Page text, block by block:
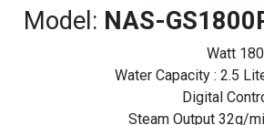
Model: NAS-
1800
Water Capacity : 2.5
Digital
Steam Output 32g/